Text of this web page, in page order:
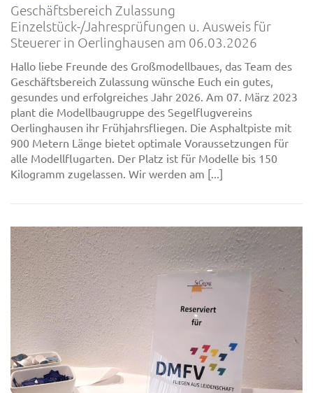
Geschäftsbereich Zulassung
Einzelstück-/Jahresprüfungen u. Ausweis für
Steuerer in Oerlinghausen am 06.03.2026
Hallo liebe Freunde des Großmodellbaues, das Team des
Geschäftsbereich Zulassung wünsche Euch ein gutes,
gesundes und erfolgreiches Jahr 2026. Am 07. März 2023
plant die Modellbaugruppe des Segelflugvereins
Oerlinghausen ihr Frühjahrsfliegen. Die Asphaltpiste mit
900 Metern Länge bietet optimale Voraussetzungen für
alle Modellflugarten. Der Platz ist für Modelle bis 150
Kilogramm zugelassen. Wir werden am [...]